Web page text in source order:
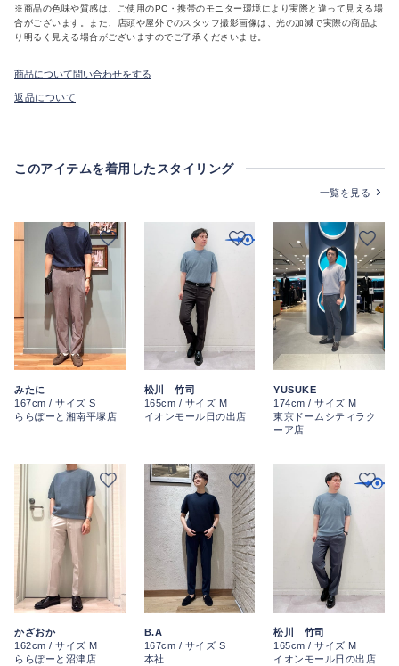
※商品の色味や質感は、ご使用のPC・携帯のモニター環境により実際と違って見える場
合がございます。また、店頭や屋外でのスタッフ撮影画像は、光の加減で実際の商品よ
り明るく見える場合がございますのでご了承くださいませ。
商品について問い合わせをする
返品について
このアイテムを着用したスタイリング
一覧を見る
みたに
167cm / サイズ S
ららぽーと湘南平塚店
松川 竹司
165cm / サイズ M
イオンモール日の出店
YUSUKE
174cm / サイズ M
東京ドームシティラク
ーア店
かざおか
162cm / サイズ M
ららぽーと沼津店
B.A
167cm / サイズ S
本社
松川 竹司
165cm / サイズ M
イオンモール日の出店